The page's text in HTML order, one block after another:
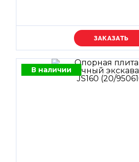
Уточняйте цену
В наличии